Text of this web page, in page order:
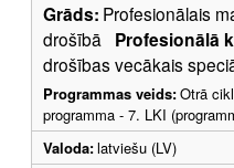
Grāds: Profesionālais
drošībā Profesionālā
drošības vecākais
Programmas veids:Otrā
programma - 7. LKI
Valoda:latviešu (LV)